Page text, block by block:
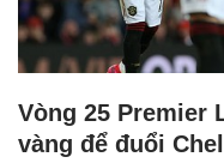
Vòng 25 Premier
vàng để đuổi